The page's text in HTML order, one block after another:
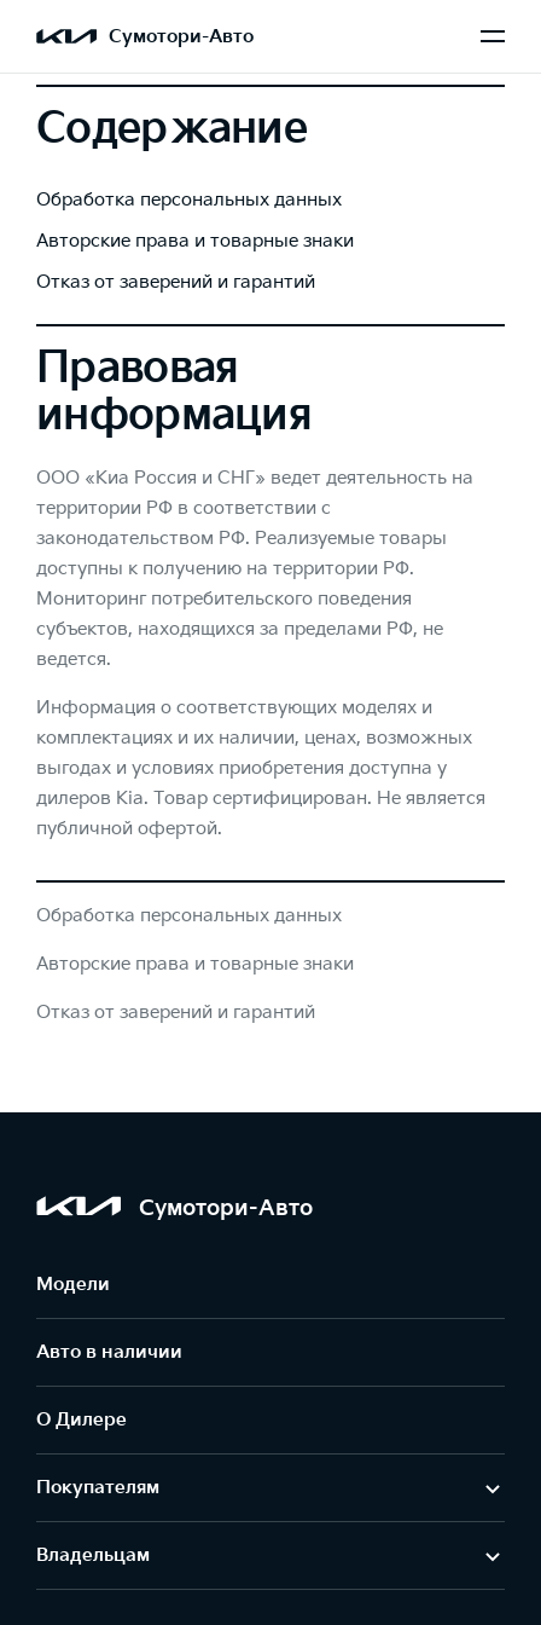
Сумотори-Авто
Содержание
Обработка персональных данных
Авторские права и товарные знаки
Отказ от заверений и гарантий
Правовая
информация
ООО «Киа Россия и СНГ» ведет деятельность на
территории РФ в соответствии с
законодательством РФ. Реализуемые товары
доступны к получению на территории РФ.
Мониторинг потребительского поведения
субъектов, находящихся за пределами РФ, не
ведется.
Информация о соответствующих моделях и
комплектациях и их наличии, ценах, возможных
выгодах и условиях приобретения доступна у
дилеров Kia. Товар сертифицирован. Не является
публичной офертой.
Обработка персональных данных
Авторские права и товарные знаки
Отказ от заверений и гарантий
Сумотори-Авто
Модели
Авто в наличии
О Дилере
Покупателям
Владельцам